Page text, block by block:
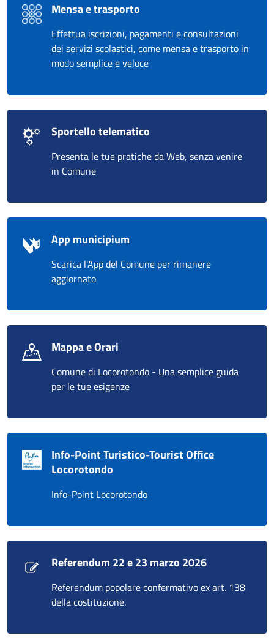
Mensa e trasporto
Effettua iscrizioni, pagamenti e consultazioni
dei servizi scolastici, come mensa e trasporto in
modo semplice e veloce
Sportello telematico
Presenta le tue pratiche da Web, senza venire
in Comune
App municipium
Scarica l'App del Comune per rimanere
aggiornato
Mappa e Orari
Comune di Locorotondo - Una semplice guida
per le tue esigenze
Info-Point Turistico-Tourist Office
Locorotondo
Info-Point Locorotondo
Referendum 22 e 23 marzo 2026
Referendum popolare confermativo ex art. 138
della costituzione.